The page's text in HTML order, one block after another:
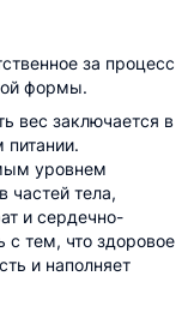
за процесс
формы.
вес заключается в
питании.
уровнем
частей тела,
и сердечно-
с тем, что здоровое
и наполняет